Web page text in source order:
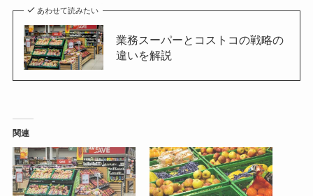
あわせて読みたい
業務スーパーとコストコの戦略の
違いを解説
関連